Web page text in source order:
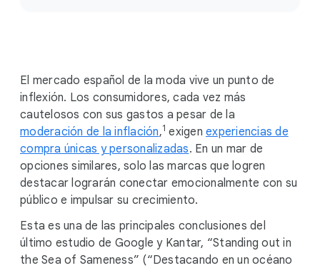
l
M
d
u
l
El mercado español de la moda vive un punto de
inflexión. Los consumidores, cada vez más
cautelosos con sus gastos a pesar de la
moderación de la inflación,1 exigen experiencias de
compra únicas y personalizadas. En un mar de
opciones similares, solo las marcas que logren
destacar lograrán conectar emocionalmente con su
público e impulsar su crecimiento.
Esta es una de las principales conclusiones del
último estudio de Google y Kantar, “Standing out in
the Sea of Sameness” (“Destacando en un océano